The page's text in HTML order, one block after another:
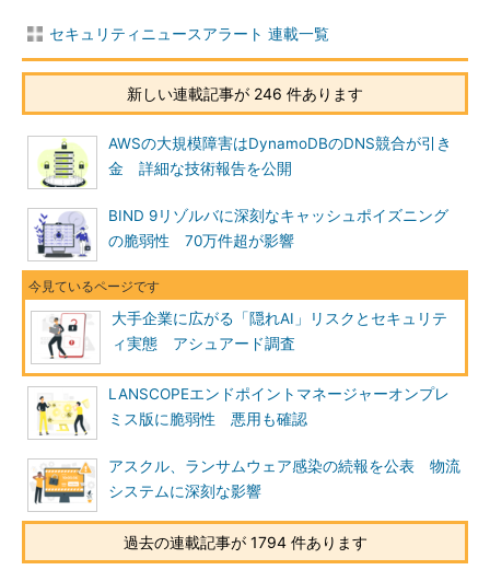
セキュリティニュースアラート 連載一覧
新しい連載記事が 246 件あります
AWSの大規模障害はDynamoDBのDNS競合が引き
金 詳細な技術報告を公開
BIND 9リゾルバに深刻なキャッシュポイズニング
の脆弱性 70万件超が影響
大手企業に広がる「隠れAI」リスクとセキュリテ
ィ実態 アシュアード調査
LANSCOPEエンドポイントマネージャーオンプレ
ミス版に脆弱性 悪用も確認
アスクル、ランサムウェア感染の続報を公表 物流
システムに深刻な影響
過去の連載記事が 1794 件あります